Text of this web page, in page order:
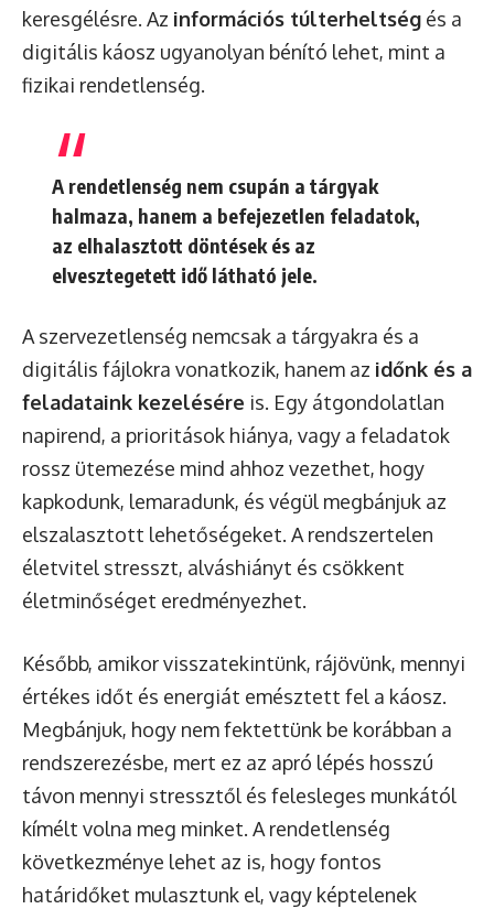
keresgélésre. Az információs túlterheltség és a
digitális káosz ugyanolyan bénító lehet, mint a
fizikai rendetlenség.
A rendetlenség nem csupán a tárgyak
halmaza, hanem a befejezetlen feladatok,
az elhalasztott döntések és az
elvesztegetett idő látható jele.
A szervezetlenség nemcsak a tárgyakra és a
digitális fájlokra vonatkozik, hanem az időnk és a
feladataink kezelésére is. Egy átgondolatlan
napirend, a prioritások hiánya, vagy a feladatok
rossz ütemezése mind ahhoz vezethet, hogy
kapkodunk, lemaradunk, és végül megbánjuk az
elszalasztott lehetőségeket. A rendszertelen
életvitel stresszt, alváshiányt és csökkent
életminőséget eredményezhet.
Később, amikor visszatekintünk, rájövünk, mennyi
értékes időt és energiát emésztett fel a káosz.
Megbánjuk, hogy nem fektettünk be korábban a
rendszerezésbe, mert ez az apró lépés hosszú
távon mennyi stressztől és felesleges munkától
kímélt volna meg minket. A rendetlenség
következménye lehet az is, hogy fontos
határidőket mulasztunk el, vagy képtelenek